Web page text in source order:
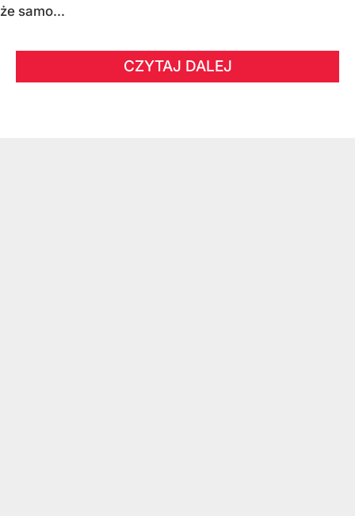
że samo...
CZYTAJ DALEJ